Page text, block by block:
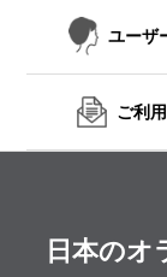
ユーザ
ご利
日本のオ